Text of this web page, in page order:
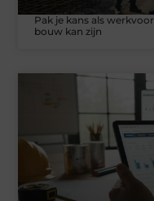
Pak je kans als
bouw kan zijn